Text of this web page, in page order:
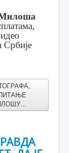
Милоша
Србије